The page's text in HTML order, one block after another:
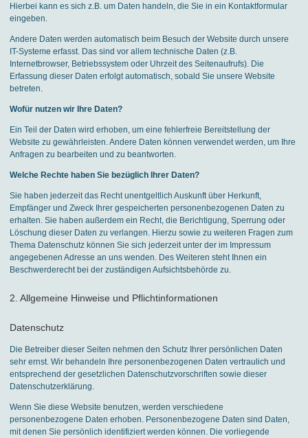
Hierbei kann es sich z.B. um Daten handeln, die Sie in ein Kontaktformular
eingeben.
Andere Daten werden automatisch beim Besuch der Website durch unsere
IT-Systeme erfasst. Das sind vor allem technische Daten (z.B.
Internetbrowser, Betriebssystem oder Uhrzeit des Seitenaufrufs). Die
Erfassung dieser Daten erfolgt automatisch, sobald Sie unsere Website
betreten.
Wofür nutzen wir Ihre Daten?
Ein Teil der Daten wird erhoben, um eine fehlerfreie Bereitstellung der
Website zu gewährleisten. Andere Daten können verwendet werden, um Ihre
Anfragen zu bearbeiten und zu beantworten.
Welche Rechte haben Sie bezüglich Ihrer Daten?
Sie haben jederzeit das Recht unentgeltlich Auskunft über Herkunft,
Empfänger und Zweck Ihrer gespeicherten personenbezogenen Daten zu
erhalten. Sie haben außerdem ein Recht, die Berichtigung, Sperrung oder
Löschung dieser Daten zu verlangen. Hierzu sowie zu weiteren Fragen zum
Thema Datenschutz können Sie sich jederzeit unter der im Impressum
angegebenen Adresse an uns wenden. Des Weiteren steht Ihnen ein
Beschwerderecht bei der zuständigen Aufsichtsbehörde zu.
2. Allgemeine Hinweise und Pflichtinformationen
Datenschutz
Die Betreiber dieser Seiten nehmen den Schutz Ihrer persönlichen Daten
sehr ernst. Wir behandeln Ihre personenbezogenen Daten vertraulich und
entsprechend der gesetzlichen Datenschutzvorschriften sowie dieser
Datenschutzerklärung.
Wenn Sie diese Website benutzen, werden verschiedene
personenbezogene Daten erhoben. Personenbezogene Daten sind Daten,
mit denen Sie persönlich identifiziert werden können. Die vorliegende